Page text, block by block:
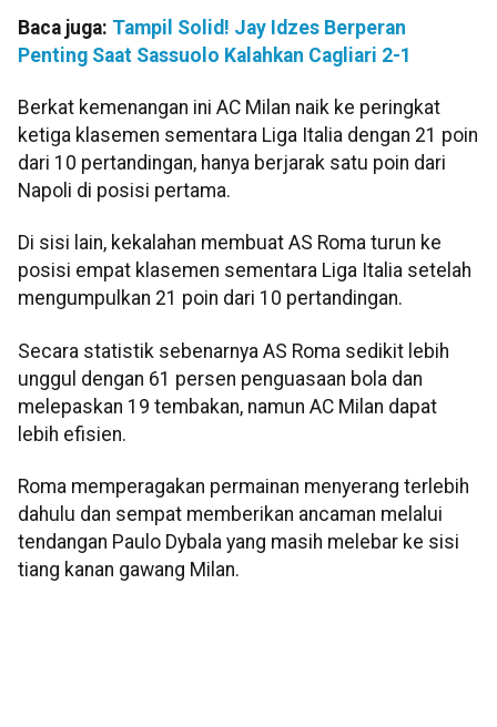
Baca juga: Tampil Solid! Jay Idzes Berperan
Penting Saat Sassuolo Kalahkan Cagliari 2-1
Berkat kemenangan ini AC Milan naik ke peringkat
ketiga klasemen sementara Liga Italia dengan 21 poin
dari 10 pertandingan, hanya berjarak satu poin dari
Napoli di posisi pertama.
Di sisi lain, kekalahan membuat AS Roma turun ke
posisi empat klasemen sementara Liga Italia setelah
mengumpulkan 21 poin dari 10 pertandingan.
Secara statistik sebenarnya AS Roma sedikit lebih
unggul dengan 61 persen penguasaan bola dan
melepaskan 19 tembakan, namun AC Milan dapat
lebih efisien.
Roma memperagakan permainan menyerang terlebih
dahulu dan sempat memberikan ancaman melalui
tendangan Paulo Dybala yang masih melebar ke sisi
tiang kanan gawang Milan.